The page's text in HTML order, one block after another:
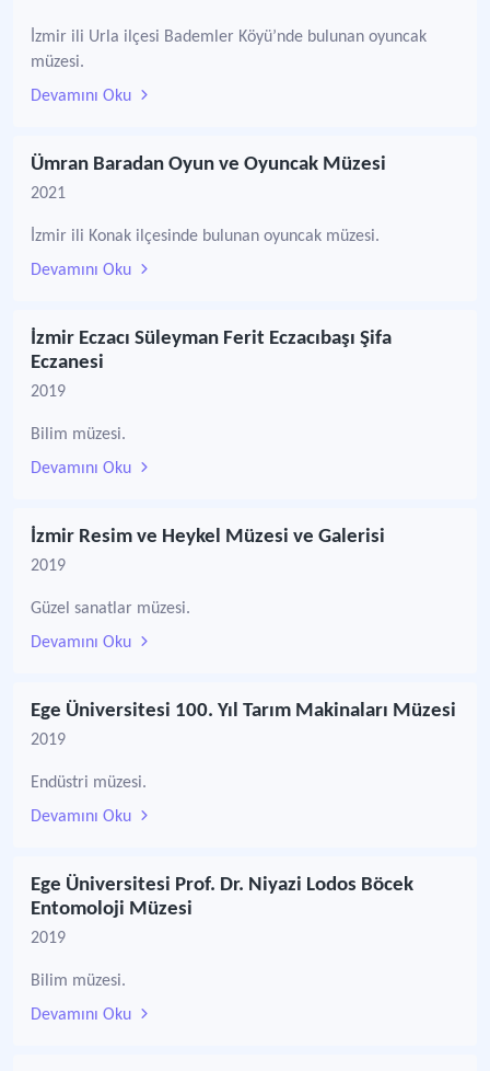
İzmir ili Urla ilçesi Bademler Köyü’nde bulunan oyuncak
müzesi.
Devamını Oku
Ümran Baradan Oyun ve Oyuncak Müzesi
2021
İzmir ili Konak ilçesinde bulunan oyuncak müzesi.
Devamını Oku
İzmir Eczacı Süleyman Ferit Eczacıbaşı Şifa
Eczanesi
2019
Bilim müzesi.
Devamını Oku
İzmir Resim ve Heykel Müzesi ve Galerisi
2019
Güzel sanatlar müzesi.
Devamını Oku
Ege Üniversitesi 100. Yıl Tarım Makinaları Müzesi
2019
Endüstri müzesi.
Devamını Oku
Ege Üniversitesi Prof. Dr. Niyazi Lodos Böcek
Entomoloji Müzesi
2019
Bilim müzesi.
Devamını Oku